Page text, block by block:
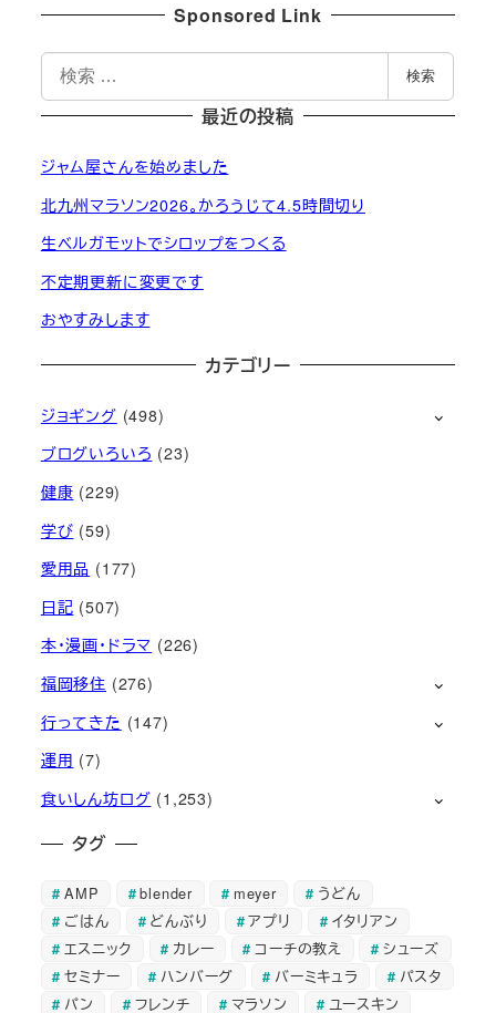
Sponsored Link
検
索
検索
最近の投稿
ジャム屋さんを始めました
北九州マラソン2026。かろうじて4.5時間切り
生ベルガモットでシロップをつくる
不定期更新に変更です
おやすみします
カテゴリー
ジョギング (498)
ブログいろいろ (23)
健康 (229)
学び (59)
愛用品 (177)
日記 (507)
本・漫画・ドラマ (226)
福岡移住 (276)
行ってきた (147)
運用 (7)
食いしん坊ログ (1,253)
タグ
AMP blender meyer
うどん
ごはん
どんぶり アプリ
イタリアン
エスニック
カレー コーチの教え
シューズ
セミナー
ハンバーグ バーミキュラ
パスタ
パン
フレンチ マラソン ユースキン